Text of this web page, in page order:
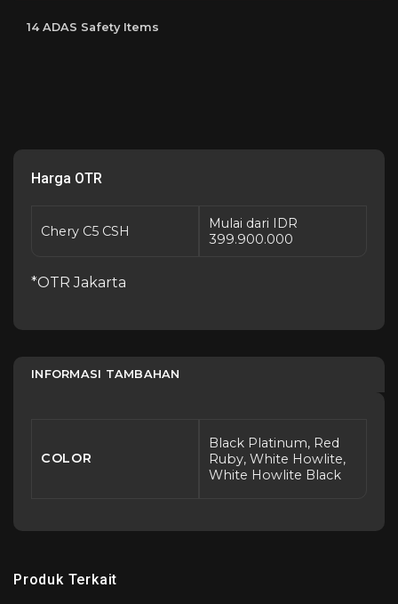
14 ADAS Safety Items
Harga OTR
Chery C5 CSH
Mulai dari IDR
399.900.000
*OTR Jakarta
INFORMASI TAMBAHAN
COLOR
Black Platinum, Red
Ruby, White Howlite,
White Howlite Black
Produk Terkait